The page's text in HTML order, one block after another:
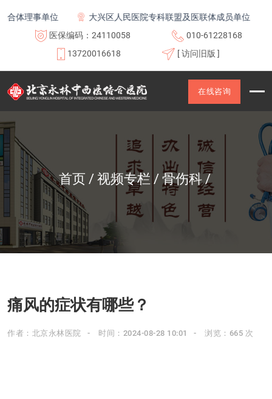
体理事单位 大兴区人民医院专科联盟及医联体成员单位
医保编码：24110058
010-61228168
13720016618
[ 访问旧版 ]
在线咨询
首页 视频专栏 骨伤科
痛风的症状有哪些？
作者：北京永林医院 时间：2024-08-28 10:01 浏览：665 次